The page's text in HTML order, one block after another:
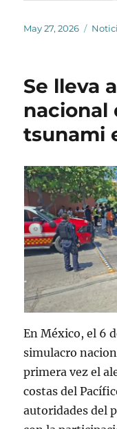
Posted
May 27, 2026
Se lleva
nacional
tsunami
En México, el 6
simulacro
primera vez el
costas del
autoridades del